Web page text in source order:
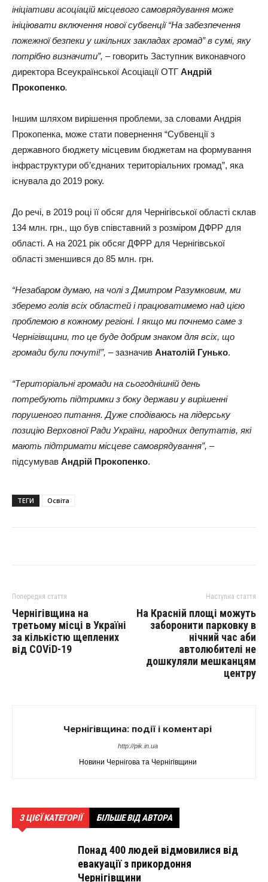
ініціативи асоціацій місцевого самоврядування може
ініціювати включення нової субвенції “На забезпечення
пожежної безпеки у шкільних закладах громад” в сумі, яку
потрібно визначити”, – говорить Заступник виконавчого
директора Всеукраїнської Асоціації ОТГ Андрій
Прокопенко.
Іншим шляхом вирішення проблеми, за словами Андрія
Прокопенка, може стати повернення “Субвенції з
державного бюджету місцевим бюджетам на формування
інфраструктури об’єднаних територіальних громад”, яка
існувала до 2019 року.
До речі, в 2019 році її обсяг для Чернігівської області склав
134 млн. грн., що був співставний з розміром ДФРР для
області. А на 2021 рік обсяг ДФРР для Чернігівської
області зменшився до 85 млн. грн.
“Незабаром думаю, на чолі з Дмитром Разумковим, ми
зберемо голів всіх областей і працюватимемо над цією
проблемою в кожному регіоні. І якщо ми почнемо саме з
Чернігівщини, то це буде добрим знаком для всіх, що
громади були почуті!”, – зазначив Анатолій Гунько.
“Територіальні громади на сьогоднішній день
потребують підтримки з боку держави у вирішенні
порушеного питання. Дуже сподіваюсь на лідерську
позицію Верховної Ради України, народних депутатів, які
мають підтримати місцеве самоврядування”, –
підсумував Андрій Прокопенко.
ТЕГИ Освіта
Попередня стаття
Чернігівщина на
третьому місці в Україні
за кількістю щеплених
від COViD-19
Наступна стаття
На Красній площі можуть
заборонити парковку в
нічний час аби
автолюбителі не
дошкуляли мешканцям
центру
Чернігівщина: події і коментарі
http://pik.in.ua
Новини Чернігова та Чернігівщини
З ЦІЄЇ КАТЕГОРІЇ БІЛЬШЕ ВІД АВТОРА
Понад 400 людей відмовилися від
евакуації з прикордоння
Чернігівщини